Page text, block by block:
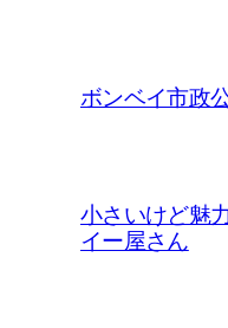
ボンベイ市政
小さいけど魅
イー屋さん